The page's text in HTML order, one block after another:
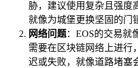
胁，建议使用复杂且强度
就像为城堡更换坚固的门
网络问题：EOS的交易就
需要在区块链网络上进行
迟或失败，就像道路堵塞